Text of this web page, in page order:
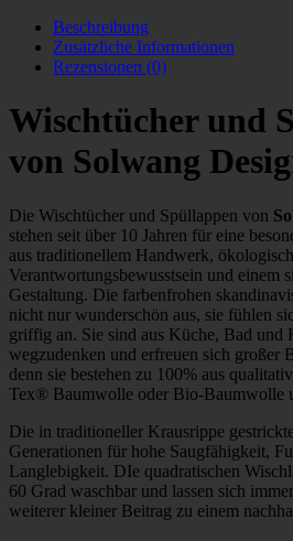
Beschreibung
Zusätzliche Informationen
Rezensionen (0)
Wischtücher und
von Solwang
Die Wischtücher und Spüllappen von
stehen seit über 10 Jahren für eine
aus traditionellem Handwerk,
Verantwortungsbewusstsein und einem
Gestaltung. Die farbenfrohen
nicht nur wunderschön aus, sie fühlen
griffig an. Sie sind aus Küche, Bad und
wegzudenken und erfreuen sich großer
denn sie bestehen zu 100% aus
Tex® Baumwolle oder Bio-Baumwolle
Die in traditioneller Krausrippe
Generationen für hohe Saugfähigkeit,
Langlebigkeit. DIe quadratischen
60 Grad waschbar und lassen sich
weiterer kleiner Beitrag zu einem